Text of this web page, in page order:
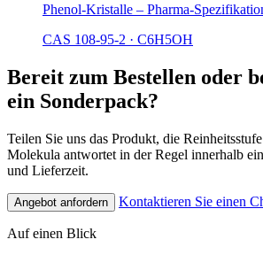
Phenol-Kristalle – Pharma-
CAS 108-95-2 · C6H5OH
Bereit zum Bestellen oder
ein Sonderpack?
Teilen Sie uns das Produkt, die
Molekula antwortet in der Regel innerhalb
und Lieferzeit.
Angebot anfordern Kontaktieren Sie einen
Auf einen Blick